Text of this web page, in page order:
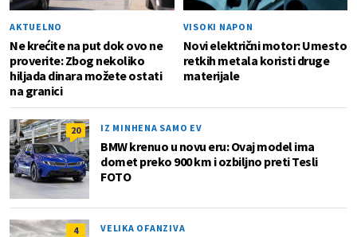
AKTUELNO
Ne krećite na put dok ovo ne
proverite: Zbog nekoliko
hiljada dinara možete ostati
na granici
VISOKI NAPON
Novi električni motor: Umesto
retkih metala koristi druge
materijale
20 IZ MINHENA SAMO EV
BMW krenuo u novu eru: Ovaj model ima
domet preko 900 km i ozbiljno preti Tesli
FOTO
4 VELIKA OFANZIVA